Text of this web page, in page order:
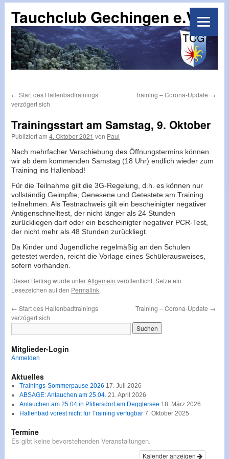
Tauchclub Gechingen e.V.
← Start des Hallenbadtrainings
verzögert sich
Training – Corona-Update →
Trainingsstart am Samstag, 9. Oktober
Publiziert am 4. Oktober 2021 von Paul
Nach mehrfacher Verschiebung des Öffnungstermins können
wir ab dem kommenden Samstag (18 Uhr) endlich wieder zum
Training ins Hallenbad!
Für die Teilnahme gilt die 3G-Regelung, d.h. es können nur
vollständig Geimpfte, Genesene und Getestete am Training
teilnehmen. Als Testnachweis gilt ein bescheinigter negativer
Antigenschnelltest, der nicht länger als 24 Stunden
zurückliegen darf oder ein bescheinigter negativer PCR-Test,
der nicht mehr als 48 Stunden zurückliegt.
Da Kinder und Jugendliche regelmäßig an den Schulen
getestet werden, reicht die Vorlage eines Schülerausweises,
sofern vorhanden.
Dieser Beitrag wurde unterAllgemein veröffentlicht. Setze ein
Lesezeichen auf den Permalink.
← Start des Hallenbadtrainings
verzögert sich
Training – Corona-Update →
Mitglieder-Login
Anmelden
Aktuelles
Trainings-Sommerpause 2026 17. Juli 2026
ABSAGE: Antauchen am 25.04. 21. April 2026
Antauchen am 25.04 in Plittersdorf am Degglersee 18. März 2026
Hallenbad vorest nicht für Training verfügbar 7. Oktober 2025
Termine
Es gibt keine bevorstehenden Veranstaltungen.
Kalender anzeigen